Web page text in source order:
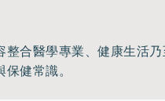
整合醫學專業、健康生活
健常識。